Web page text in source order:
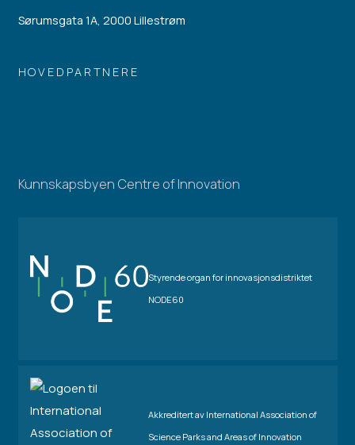
Sørumsgata 1A, 2000 Lillestrøm
HOVEDPARTNERE
Kunnskapsbyen Centre of Innovation
Styrende organ for innovasjonsdistriktet
NODE60
Akkreditert av International Association of
Science Parks and Areas of Innovation